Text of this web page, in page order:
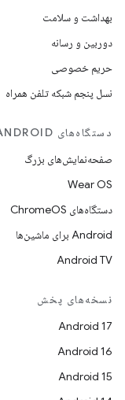
بهداشت و سلامت
دوربین و رسانه
حریم خصوصی
نسل پنجم شبکه تلفن همراه
دستگاه‌های ANDROID
صفحه‌نمایش‌های بزرگ
Wear OS
دستگاه‌های ChromeOS
Android برای ماشین‌ها
Android TV
نسخه‌های پخش
Android 17
Android 16
Android 15